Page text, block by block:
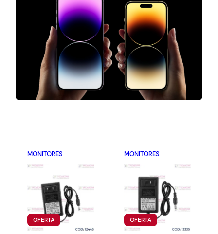
MONITORES
OFERTAP
R
MONITORES
OFERTAP
R